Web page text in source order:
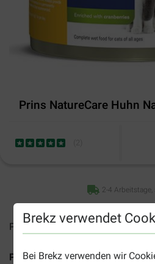
Brekz verwendet
Bei Brekz verwenden wir
Prins NatureCare Huhn
2-4
Preise inkl. MwSt zzgl.
Prins NatureCare Huhn